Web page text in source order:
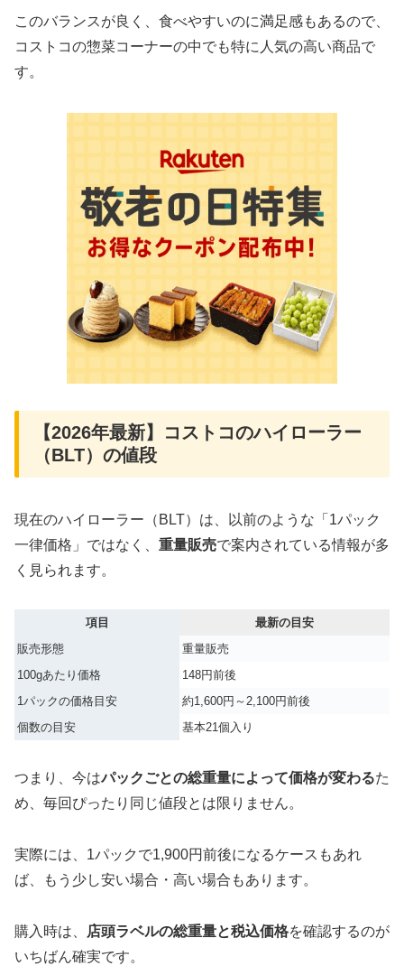
このバランスが良く、食べやすいのに満足感もあるので、
コストコの惣菜コーナーの中でも特に人気の高い商品で
す。
【2026年最新】コストコのハイローラー
（BLT）の値段
現在のハイローラー（BLT）は、以前のような「1パック
一律価格」ではなく、 重量販売で案内されている情報が多
く見られます。
項目
最新の目安
販売形態
重量販売
100gあたり価格
148円前後
1パックの価格目安
約1,600円～2,100円前後
個数の目安
基本21個入り
つまり、今はパックごとの総重量によって価格が変わるた
め、毎回ぴったり同じ値段とは限りません。
実際には、1パックで1,900円前後になるケースもあれ
ば、もう少し安い場合・高い場合もあります。
購入時は、 店頭ラベルの総重量と税込価格を確認するのが
いちばん確実です。